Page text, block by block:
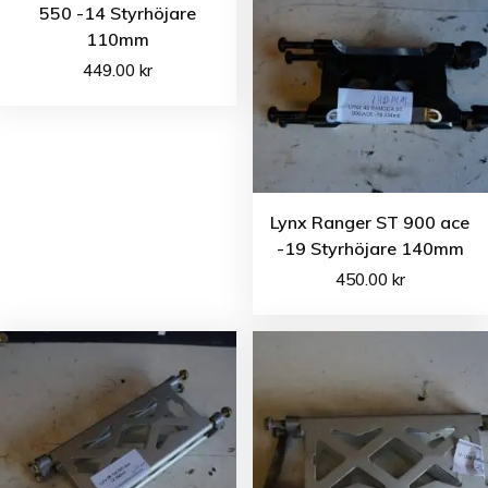
550 -14 Styrhöjare
110mm
449.00kr
Lynx Ranger ST 900 ace
-19 Styrhöjare 140mm
450.00 kr